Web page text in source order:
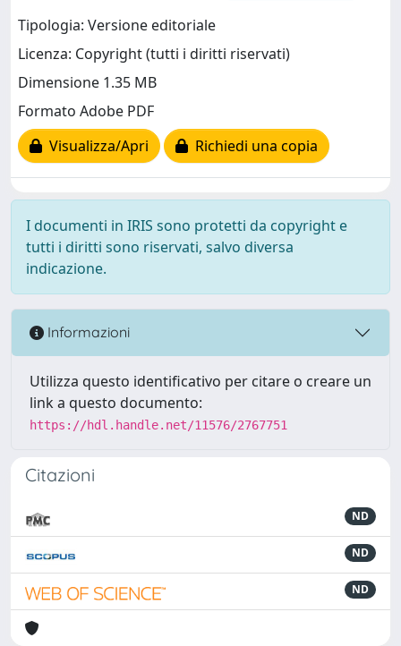
Tipologia: Versione editoriale
Licenza: Copyright (tutti i diritti riservati)
Dimensione 1.35 MB
Formato Adobe PDF
Visualizza/Apri
Richiedi una copia
I documenti in IRIS sono protetti da copyright e
tutti i diritti sono riservati, salvo diversa
indicazione.
Informazioni
Utilizza questo identificativo per citare o creare un
link a questo documento:
https://hdl.handle.net/11576/2767751
Citazioni
ND
ND
ND